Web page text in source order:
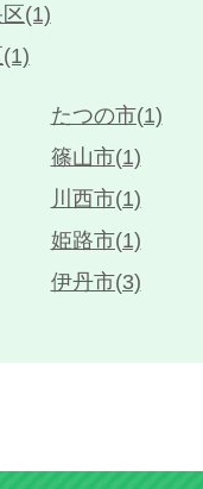
(1)
たつの市(1)
篠山市(1)
川西市(1)
姫路市(1)
伊丹市(3)